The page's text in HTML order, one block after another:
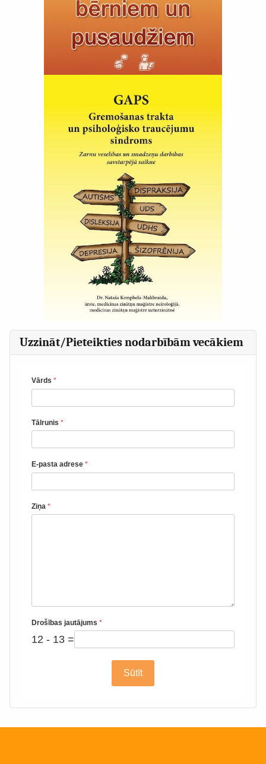
Uzzināt/Pieteikties nodarbībām vecākiem
Vārds *
Tālrunis *
E-pasta adrese *
Ziņa *
Drošības jautājums *
12 - 13 =
Sūtīt